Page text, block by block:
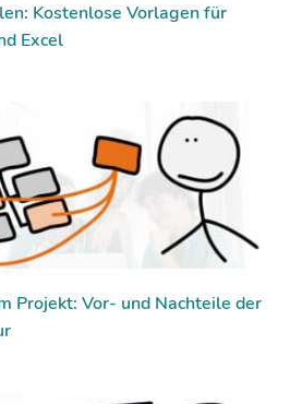
Kostenlose Vorlagen für
Excel
Projekt: Vor- und Nachteile der